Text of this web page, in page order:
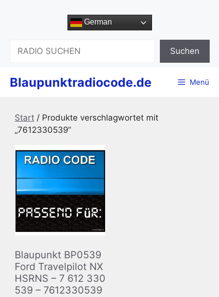
German
Suchen
Blaupunktradiocode.de Menü
Start / Produkte verschlagwortet mit
„7612330539“
Blaupunkt BP0539
Ford Travelpilot NX
HSRNS – 7 612 330
539 – 7612330539